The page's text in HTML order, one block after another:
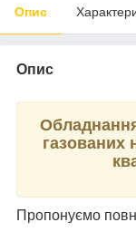
Опис
Опис
газованих
Пропонуємо